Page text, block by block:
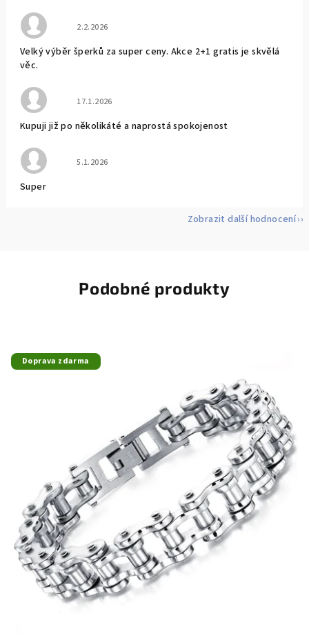
Hodnocení obchodu je 5 z 5 hvězdiček.
2.2.2026
Velký výběr šperků za super ceny. Akce 2+1 gratis je skvělá
věc.
Hodnocení obchodu je 5 z 5 hvězdiček.
17.1.2026
Kupuji již po několikáté a naprostá spokojenost
Hodnocení obchodu je 5 z 5 hvězdiček.
5.1.2026
Super
Zobrazit další hodnocení
Podobné produkty
Doprava zdarma